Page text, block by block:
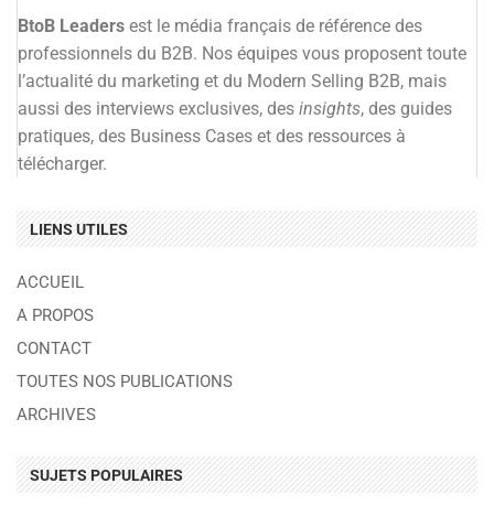
BtoB Leaders est le média français de référence des
professionnels du B2B. Nos équipes vous proposent toute
l’actualité du marketing et du Modern Selling B2B, mais
aussi des interviews exclusives, des insights, des guides
pratiques, des Business Cases et des ressources à
télécharger.
LIENS UTILES
ACCUEIL
A PROPOS
CONTACT
TOUTES NOS PUBLICATIONS
ARCHIVES
SUJETS POPULAIRES